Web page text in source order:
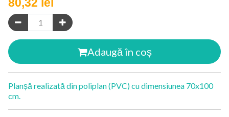
80,32 lei
Adaugă în coș
Planșă realizată din poliplan (PVC) cu dimensiunea 70x100
cm.